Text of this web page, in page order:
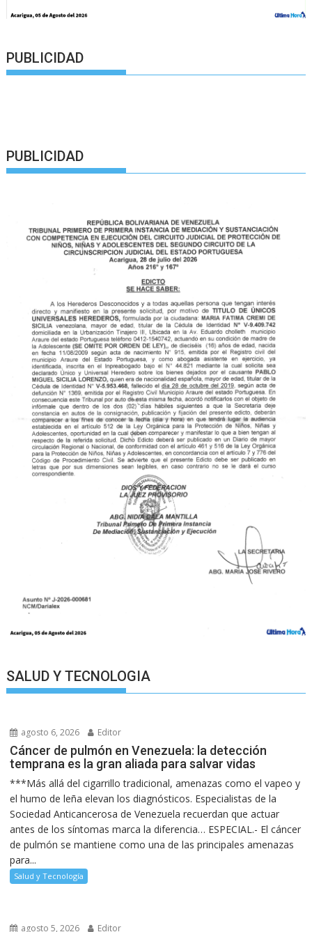
PUBLICIDAD
PUBLICIDAD
SALUD Y TECNOLOGIA
agosto 6, 2026 Editor
Cáncer de pulmón en Venezuela: la detección
temprana es la gran aliada para salvar vidas
***Más allá del cigarrillo tradicional, amenazas como el vapeo y
el humo de leña elevan los diagnósticos. Especialistas de la
Sociedad Anticancerosa de Venezuela recuerdan que actuar
antes de los síntomas marca la diferencia… ESPECIAL.- El cáncer
de pulmón se mantiene como una de las principales amenazas
para...
Salud y Tecnología
agosto 5, 2026 Editor